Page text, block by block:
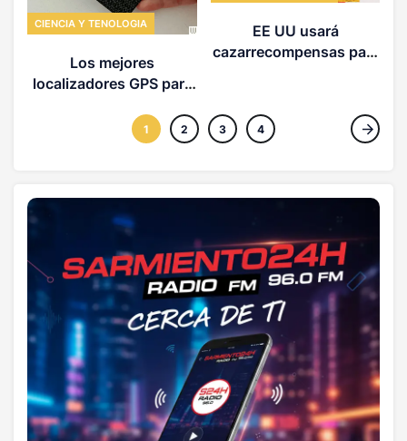
CIENCIA Y TENOLOGIA
Los mejores
localizadores GPS para
tus cosas
EE UU usará
cazarrecompensas para
hacerles pagar multas
1 2 3 4